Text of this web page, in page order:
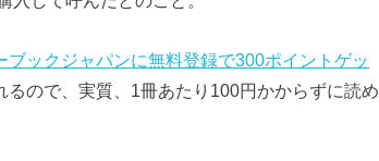
ブックジャパンに無料登録で300ポイントゲッ
るので、実質、1冊あたり100円かからずに読め